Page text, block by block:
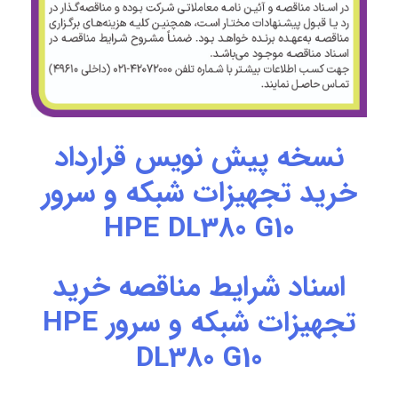
نسخه پیش نویس قرارداد
خرید تجهیزات شبکه و سرور
HPE DL380 G10
اسناد شرایط مناقصه خرید
تجهیزات شبکه و سرور HPE
DL380 G10